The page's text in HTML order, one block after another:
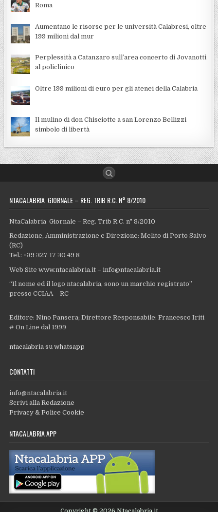
Roma
Aumentano le risorse per le università Calabresi, oltre
199 milioni dal mur
Perplessità a Catanzaro sull’area concerto di Jovanotti
al policlinico
Oltre 199 milioni di euro per gli atenei della Calabria
Il mulino di don Chisciotte a san Lorenzo Bellizzi
simbolo di libertà
NTACALABRIA GIORNALE – REG. TRIB R.C. N° 8/2010
NtaCalabria Giornale – Reg. Trib R.C. n° 8/2010
Redazione, Amministrazione e Direzione: Melito di Porto Salvo
(RC)
Tel.: +39 327 17 30 49 8
Web Site www.ntacalabria.it – info@ntacalabria.it
“Il nome ed il logo ntacalabria, sono un marchio registrato”
presso CCIAA – RC
Editore: Nino Pansera; Direttore Responsabile: Francesco Iriti
# On Line dal 1999
ntacalabria su whatsapp
CONTATTI
info@ntacalabria.it
Scrivi alla Redazione
Privacy & Police Cookie
NTACALABRIA APP